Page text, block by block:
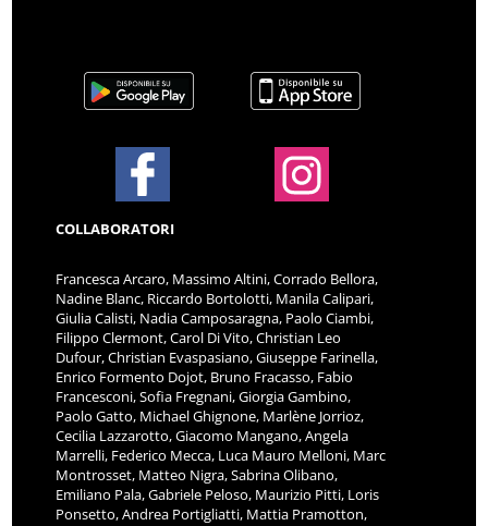
COLLABORATORI
Francesca Arcaro, Massimo Altini, Corrado Bellora,
Nadine Blanc, Riccardo Bortolotti, Manila Calipari,
Giulia Calisti, Nadia Camposaragna, Paolo Ciambi,
Filippo Clermont, Carol Di Vito, Christian Leo
Dufour, Christian Evaspasiano, Giuseppe Farinella,
Enrico Formento Dojot, Bruno Fracasso, Fabio
Francesconi, Sofia Fregnani, Giorgia Gambino,
Paolo Gatto, Michael Ghignone, Marlène Jorrioz,
Cecilia Lazzarotto, Giacomo Mangano, Angela
Marrelli, Federico Mecca, Luca Mauro Melloni, Marc
Montrosset, Matteo Nigra, Sabrina Olibano,
Emiliano Pala, Gabriele Peloso, Maurizio Pitti, Loris
Ponsetto, Andrea Portigliatti, Mattia Pramotton,